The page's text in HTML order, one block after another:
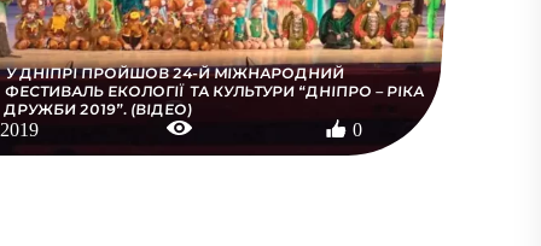
У ДНІПРІ ПРОЙШОВ 24-Й МІЖНАРОДНИЙ
ФЕСТИВАЛЬ ЕКОЛОГІЇ ТА КУЛЬТУРИ “ДНІПРО – РІКА
ДРУЖБИ 2019”. (ВІДЕО)
2019 0